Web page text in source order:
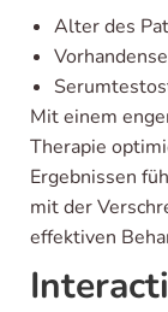
Alter des
Mit einem
Therapie
Ergebnissen
mit der
effektiven